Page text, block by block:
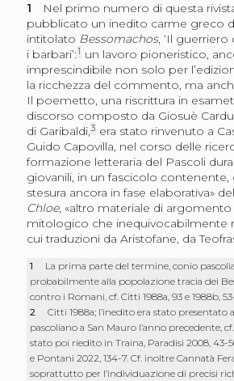
1 Nel primo numero di questa
pubblicato un inedito carme greco
intitolato Bessomachos, ‘Il
i barbari’:1 un lavoro pioneristico,
imprescindibile non solo per
la ricchezza del commento, ma
Il poemetto, una riscrittura in
discorso composto da Giosuè
di Garibaldi,3 era stato rinvenuto a
Guido Capovilla, nel corso delle
formazione letteraria del Pascoli
giovanili, in un fascicolo contenente,
stesura ancora in fase elaborativa»
Chloe, «altro materiale di argomento
mitologico che inequivocabilmente
cui traduzioni da Aristofane, da
1
La prima parte del termine, conio
probabilmente alla popolazione tracia dei
contro i Romani, cf. Citti 1988a, 93 e 1988b,
2
Citti 1988a; l’inedito era stato presentato
pascoliano a San Mauro l’anno precedente,
stato poi riedito in Traina, Paradisi 2008, 43-
e Pontani 2022, 134-7. Cf. inoltre Cannatà
soprattutto per l’individuazione di precisi